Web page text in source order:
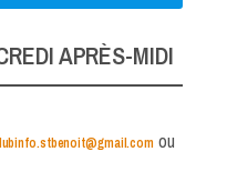
APRÈS-MIDI
ou